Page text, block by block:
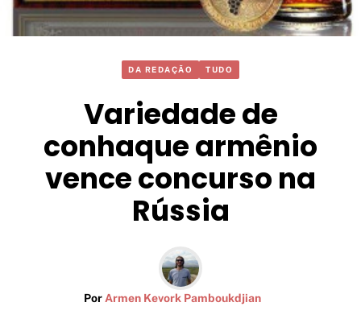
DA REDAÇÃO TUDO
Variedade de
conhaque armênio
vence concurso na
Rússia
Por Armen Kevork Pamboukdjian